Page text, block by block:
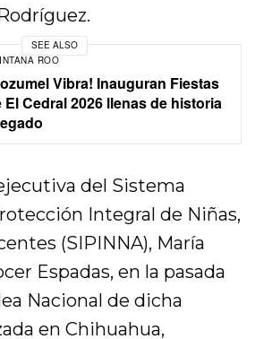
SEE ALSO
ROO
Vibra! Inauguran Fiestas
El Cedral 2026 llenas de historia
del Sistema
Integral de Niñas,
(SIPINNA), María
Espadas, en la pasada
Nacional de dicha
en Chihuahua,